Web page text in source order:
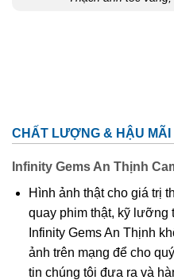
CHẤT LƯỢNG & HẬU MÃI
Infinity Gems An Thịnh
Hình ảnh thật cho giá trị
quay phim thật, kỹ lưỡng
Infinity Gems An Thịnh
ảnh trên mạng để cho
tin chúng tôi đưa ra và